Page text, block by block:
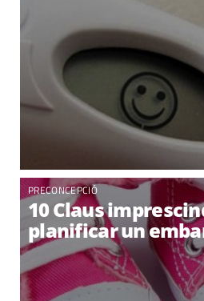
PRECONCEPCIÓ
10 Claus
planificar un